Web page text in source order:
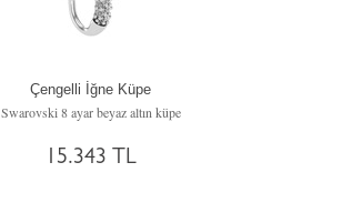
Çengelli İğne Küpe
Swarovski 8 ayar beyaz altın küpe
15.343 TL